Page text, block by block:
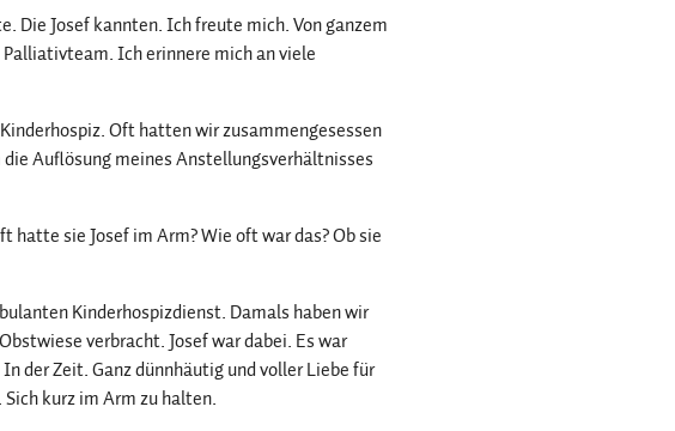
Die Josef kannten. Ich freute mich. Von ganzem
Ich erinnere mich an viele
Oft hatten wir zusammengesessen
Auflösung meines Anstellungsverhältnisses
sie Josef im Arm? Wie oft war das? Ob sie
Kinderhospizdienst. Damals haben wir
verbracht. Josef war dabei. Es war
der Zeit. Ganz dünnhäutig und voller Liebe für
kurz im Arm zu halten.